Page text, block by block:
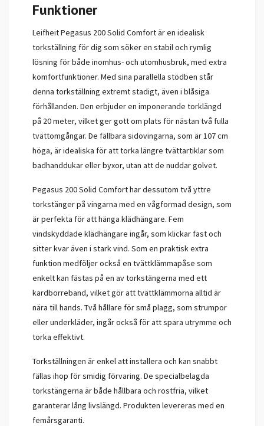
Funktioner
Leifheit Pegasus 200 Solid Comfort är en idealisk
torkställning för dig som söker en stabil och rymlig
lösning för både inomhus- och utomhusbruk, med extra
komfortfunktioner. Med sina parallella stödben står
denna torkställning extremt stadigt, även i blåsiga
förhållanden. Den erbjuder en imponerande torklängd
på 20 meter, vilket ger gott om plats för nästan två fulla
tvättomgångar. De fällbara sidovingarna, som är 107 cm
höga, är idealiska för att torka längre tvättartiklar som
badhanddukar eller byxor, utan att de nuddar golvet.
Pegasus 200 Solid Comfort har dessutom två yttre
torkstänger på vingarna med en vågformad design, som
är perfekta för att hänga klädhängare. Fem
vindskyddade klädhängare ingår, som klickar fast och
sitter kvar även i stark vind. Som en praktisk extra
funktion medföljer också en tvättklämmapåse som
enkelt kan fästas på en av torkstängerna med ett
kardborreband, vilket gör att tvättklämmorna alltid är
nära till hands. Två hållare för små plagg, som strumpor
eller underkläder, ingår också för att spara utrymme och
torka effektivt.
Torkställningen är enkel att installera och kan snabbt
fällas ihop för smidig förvaring. De specialbelagda
torkstängerna är både hållbara och rostfria, vilket
garanterar lång livslängd. Produkten levereras med en
femårsgaranti.